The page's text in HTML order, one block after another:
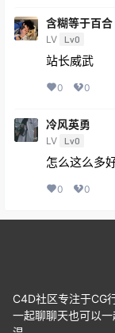
含糊等于百合
LV Lv0
站长威武
0 0
冷风英勇
LV Lv0
怎么这么多
0 0
C4D社区专注于CG
一起聊聊天也可以